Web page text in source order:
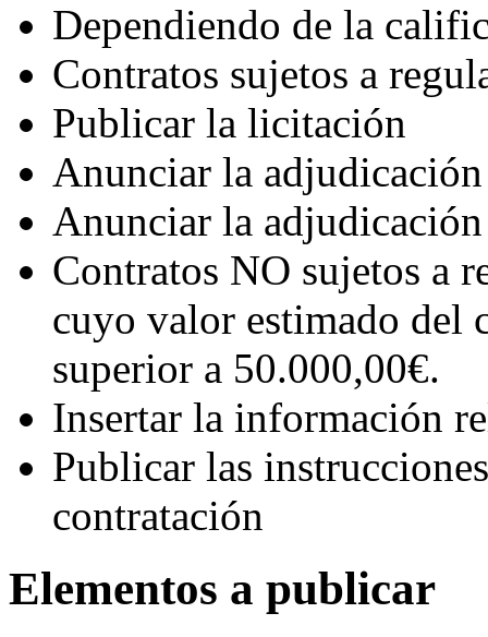
Dependiendo de la
Contratos sujetos a
Publicar la licitación
Anunciar la
Anunciar la
Contratos NO sujetos a
cuyo valor estimado del
superior a 50.000,00€.
Insertar la información
Publicar las
contratación
Elementos a publicar